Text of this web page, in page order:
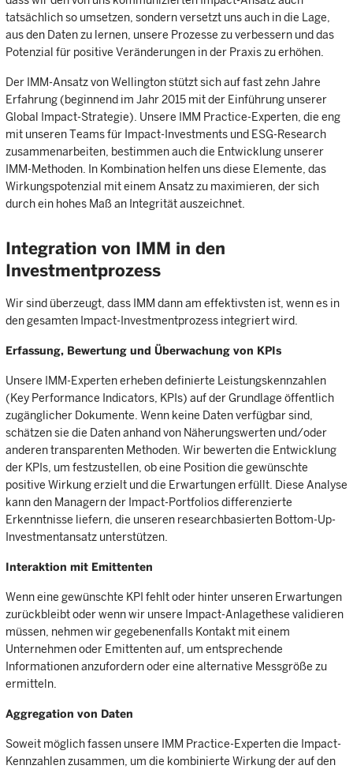
tatsächlich so umsetzen, sondern versetzt uns auch in die Lage,
aus den Daten zu lernen, unsere Prozesse zu verbessern und das
Potenzial für positive Veränderungen in der Praxis zu erhöhen.
Der IMM-Ansatz von Wellington stützt sich auf fast zehn Jahre
Erfahrung (beginnend im Jahr 2015 mit der Einführung unserer
Global Impact-Strategie). Unsere IMM Practice-Experten, die eng
mit unseren Teams für Impact-Investments und ESG-Research
zusammenarbeiten, bestimmen auch die Entwicklung unserer
IMM-Methoden. In Kombination helfen uns diese Elemente, das
Wirkungspotenzial mit einem Ansatz zu maximieren, der sich
durch ein hohes Maß an Integrität auszeichnet.
Integration von IMM in den
Investmentprozess
Wir sind überzeugt, dass IMM dann am effektivsten ist, wenn es in
den gesamten Impact-Investmentprozess integriert wird.
Erfassung, Bewertung und Überwachung von KPIs
Unsere IMM-Experten erheben definierte Leistungskennzahlen
(Key Performance Indicators, KPIs) auf der Grundlage öffentlich
zugänglicher Dokumente. Wenn keine Daten verfügbar sind,
schätzen sie die Daten anhand von Näherungswerten und/oder
anderen transparenten Methoden. Wir bewerten die Entwicklung
der KPIs, um festzustellen, ob eine Position die gewünschte
positive Wirkung erzielt und die Erwartungen erfüllt. Diese Analyse
kann den Managern der Impact-Portfolios differenzierte
Erkenntnisse liefern, die unseren researchbasierten Bottom-Up-
Investmentansatz unterstützen.
Interaktion mit Emittenten
Wenn eine gewünschte KPI fehlt oder hinter unseren Erwartungen
zurückbleibt oder wenn wir unsere Impact-Anlagethese validieren
müssen, nehmen wir gegebenenfalls Kontakt mit einem
Unternehmen oder Emittenten auf, um entsprechende
Informationen anzufordern oder eine alternative Messgröße zu
ermitteln.
Aggregation von Daten
Soweit möglich fassen unsere IMM Practice-Experten die Impact-
Kennzahlen zusammen, um die kombinierte Wirkung der auf den